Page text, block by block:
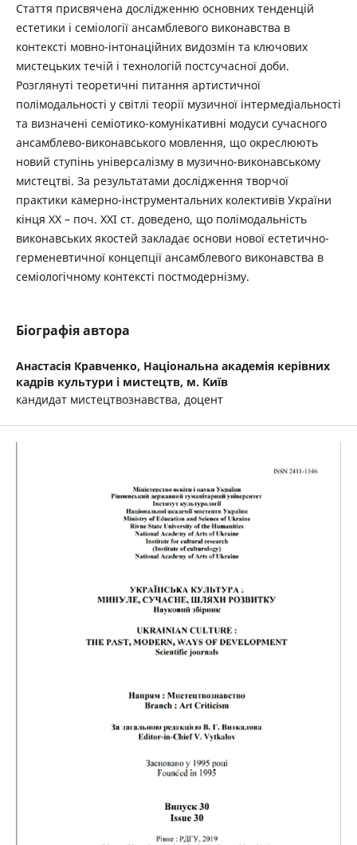
Стаття присвячена дослідженню основних тенденцій
естетики і семіології ансамблевого виконавства в
контексті мовно-інтонаційних видозмін та ключових
мистецьких течій і технологій постсучасної доби.
Розглянуті теоретичні питання артистичної
полімодальності у світлі теорії музичної інтермедіальності
та визначені семіотико-комунікативні модуси сучасного
ансамблево-виконавського мовлення, що окреслюють
новий ступінь універсалізму в музично-виконавському
мистецтві. За результатами дослідження творчої
практики камерно-інструментальних колективів України
кінця ХХ – поч. ХХІ ст. доведено, що полімодальність
виконавських якостей закладає основи нової естетично-
герменевтичної концепції ансамблевого виконавства в
семіологічному контексті постмодернізму.
Біографія автора
Анастасія Кравченко, Національна академія керівних
кадрів культури і мистецтв, м. Київ
кандидат мистецтвознавства, доцент